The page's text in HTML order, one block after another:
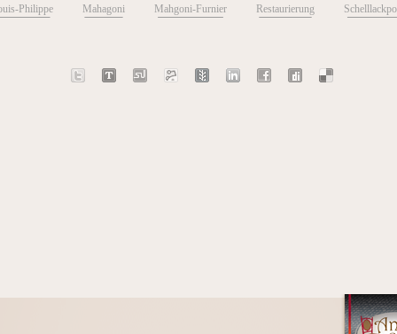
Philippe
Mahagoni Mahgoni-Furnier Restaurierung